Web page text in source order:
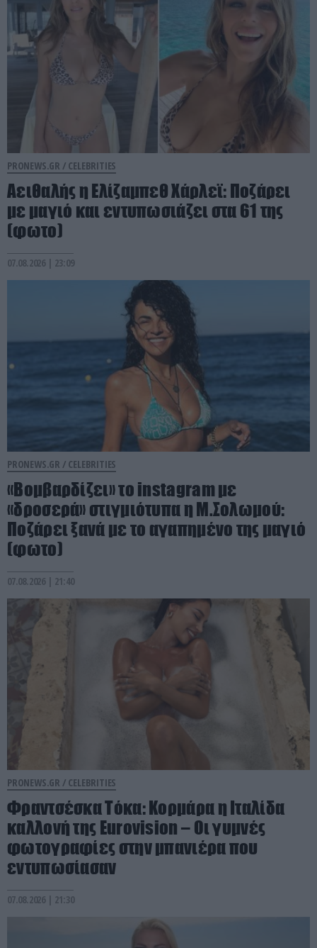
PRONEWS.GR / CELEBRITIES
Αειθαλής η Ελίζαμπεθ Χάρλεϊ: Ποζάρει
με μαγιό και εντυπωσιάζει στα 61 της
(φωτο)
07.08.2026 | 23:09
PRONEWS.GR / CELEBRITIES
«Βομβαρδίζει» το instagram με
«δροσερά» στιγμιότυπα η Μ.Σολωμού:
Ποζάρει ξανά με το αγαπημένο της μαγιό
(φωτο)
07.08.2026 | 21:40
PRONEWS.GR / CELEBRITIES
Φραντσέσκα Τόκα: Κορμάρα η Ιταλίδα
καλλονή της Eurovision – Οι γυμνές
φωτογραφίες στην μπανιέρα που
εντυπωσίασαν
07.08.2026 | 21:30